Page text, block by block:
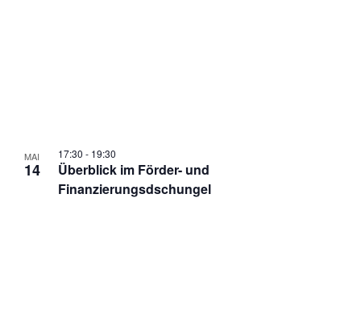
MAI
14
17:30 - 19:30
Überblick im Förder- und
Finanzierungsdschungel